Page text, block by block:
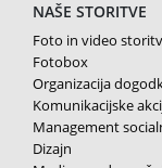
NAŠE STORITVE
Foto in video
Fotobox
Organizacija
Komunikacijske
Management
Dizajn